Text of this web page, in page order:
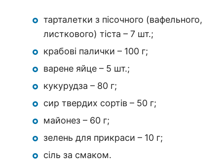
тарталетки з пісочного (вафельного,
листкового) тіста – 7 шт.;
крабові палички – 100 г;
варене яйце – 5 шт.;
кукурудза – 80 г;
сир твердих сортів – 50 г;
майонез – 60 г;
зелень для прикраси – 10 г;
сіль за смаком.